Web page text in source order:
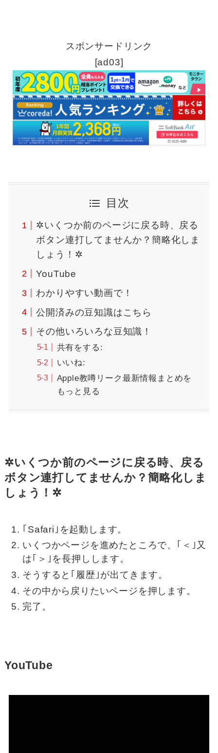
スポンサードリンク
[ad03]
目次
✲いくつか前のページに戻る時、戻る
ボタン連打してませんか？簡略化しま
しょう！✲
YouTube
わかりやすい動画で！
公開済みの豆知識はこちら
その他いろいろな豆知識！
共有をする:
いいね:
Apple教噂リーク最新情報まとめを
もっと見る
✲いくつか前のページに戻る時、戻る
ボタン連打してませんか？簡略化しま
しょう！✲
｢Safari｣を起動します。
いくつかページを進めたところで、｢＜｣又
は｢＞｣を長押しします。
そうすると｢履歴｣が出てきます。
その中から戻りたいページを押します。
完了。
YouTube